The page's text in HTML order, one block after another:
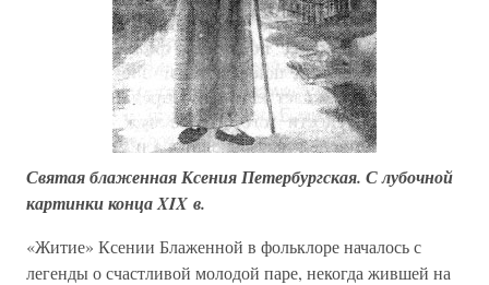
Святая блаженная Ксения Петербургская. С лубочной
картинки конца XIX в.
«Житие» Ксении Блаженной в фольклоре началось с
легенды о счастливой молодой паре, некогда жившей на